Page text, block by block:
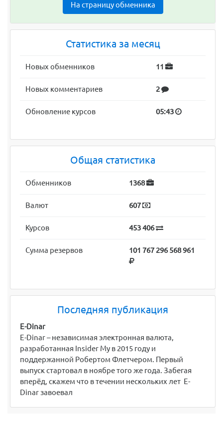
На страницу обменника
Статистика за месяц
Новых обменников 11
Новых комментариев 2
Обновление курсов 05:43
Общая статистика
Обменников 1368
Валют 607
Курсов 453 406
Сумма резервов 101 767 296 568 961
Последняя публикация
E-Dinar
E-Dinar – независимая электронная валюта,
разработанная Insider My в 2015 году и
поддержанной Робертом Флетчером. Первый
выпуск стартовал в ноябре того же года. Забегая
вперёд, скажем что в течении нескольких лет E-
Dinar завоевал